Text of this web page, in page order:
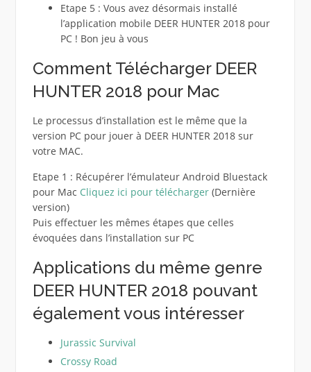
Etape 5 : Vous avez désormais installé
l’application mobile DEER HUNTER 2018 pour
PC ! Bon jeu à vous
Comment Télécharger DEER
HUNTER 2018 pour Mac
Le processus d’installation est le même que la
version PC pour jouer à DEER HUNTER 2018 sur
votre MAC.
Etape 1 : Récupérer l’émulateur Android Bluestack
pour Mac Cliquez ici pour télécharger(Dernière
version)
Puis effectuer les mêmes étapes que celles
évoquées dans l’installation sur PC
Applications du même genre
DEER HUNTER 2018 pouvant
également vous intéresser
Jurassic Survival
Crossy Road